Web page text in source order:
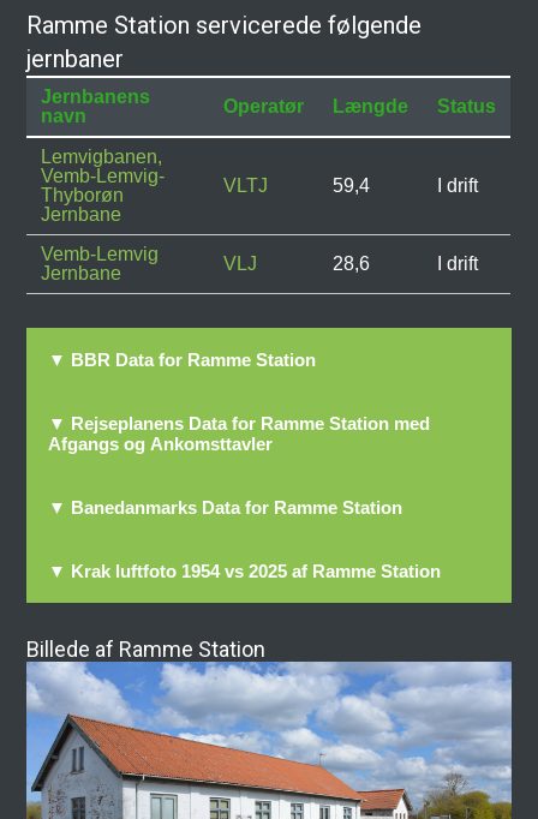
Ramme Station servicerede følgende
jernbaner
Jernbanens
navn
Operatør Længde Status
Lemvigbanen,
Vemb-Lemvig-
Thyborøn
Jernbane
VLTJ 59,4 I drift
Vemb-Lemvig
Jernbane
VLJ 28,6 I drift
▼ BBR Data for Ramme Station
▼ Rejseplanens Data for Ramme Station med
Afgangs og Ankomsttavler
▼ Banedanmarks Data for Ramme Station
▼ Krak luftfoto 1954 vs 2025 af Ramme Station
Billede af Ramme Station